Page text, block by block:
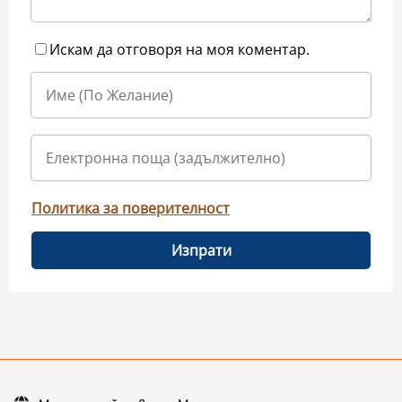
Искам да отговоря на моя коментар.
Политика за поверителност
Изпрати